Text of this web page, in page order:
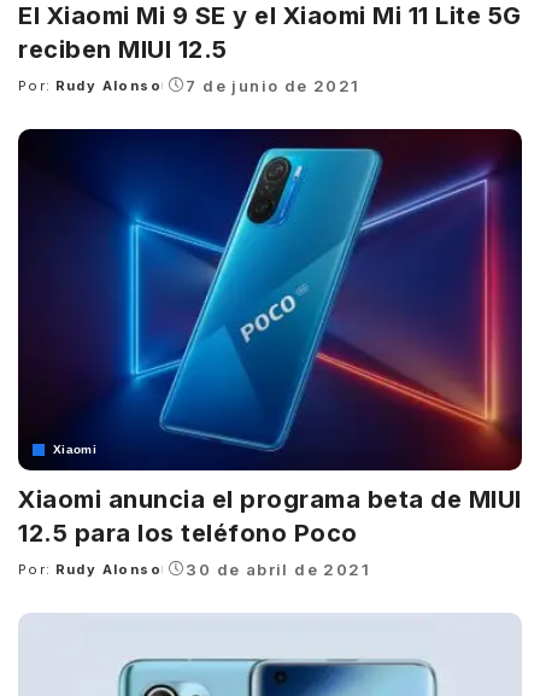
El Xiaomi Mi 9 SE y el Xiaomi Mi 11 Lite 5G
reciben MIUI 12.5
Posted
Por: Rudy Alonso 7 de junio de 2021
Xiaomi
Xiaomi anuncia el programa beta de MIUI
12.5 para los teléfono Poco
Posted
Por: Rudy Alonso 30 de abril de 2021